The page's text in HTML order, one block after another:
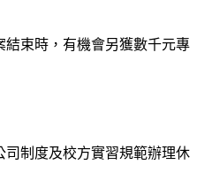
結束時，有機會另獲數千元專
制度及校方實習規範辦理休